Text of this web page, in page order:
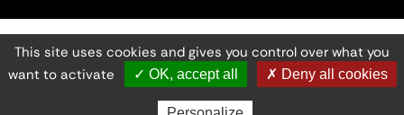
Mentions légales
Gestion des cookies
Accessibilité numérique
Ministère de la Culture ©2026
- Cité de l'architecture et du patrimoine
This site uses cookies and gives you control over what you
want to activate
✓ OK, accept all ✗ Deny all cookies